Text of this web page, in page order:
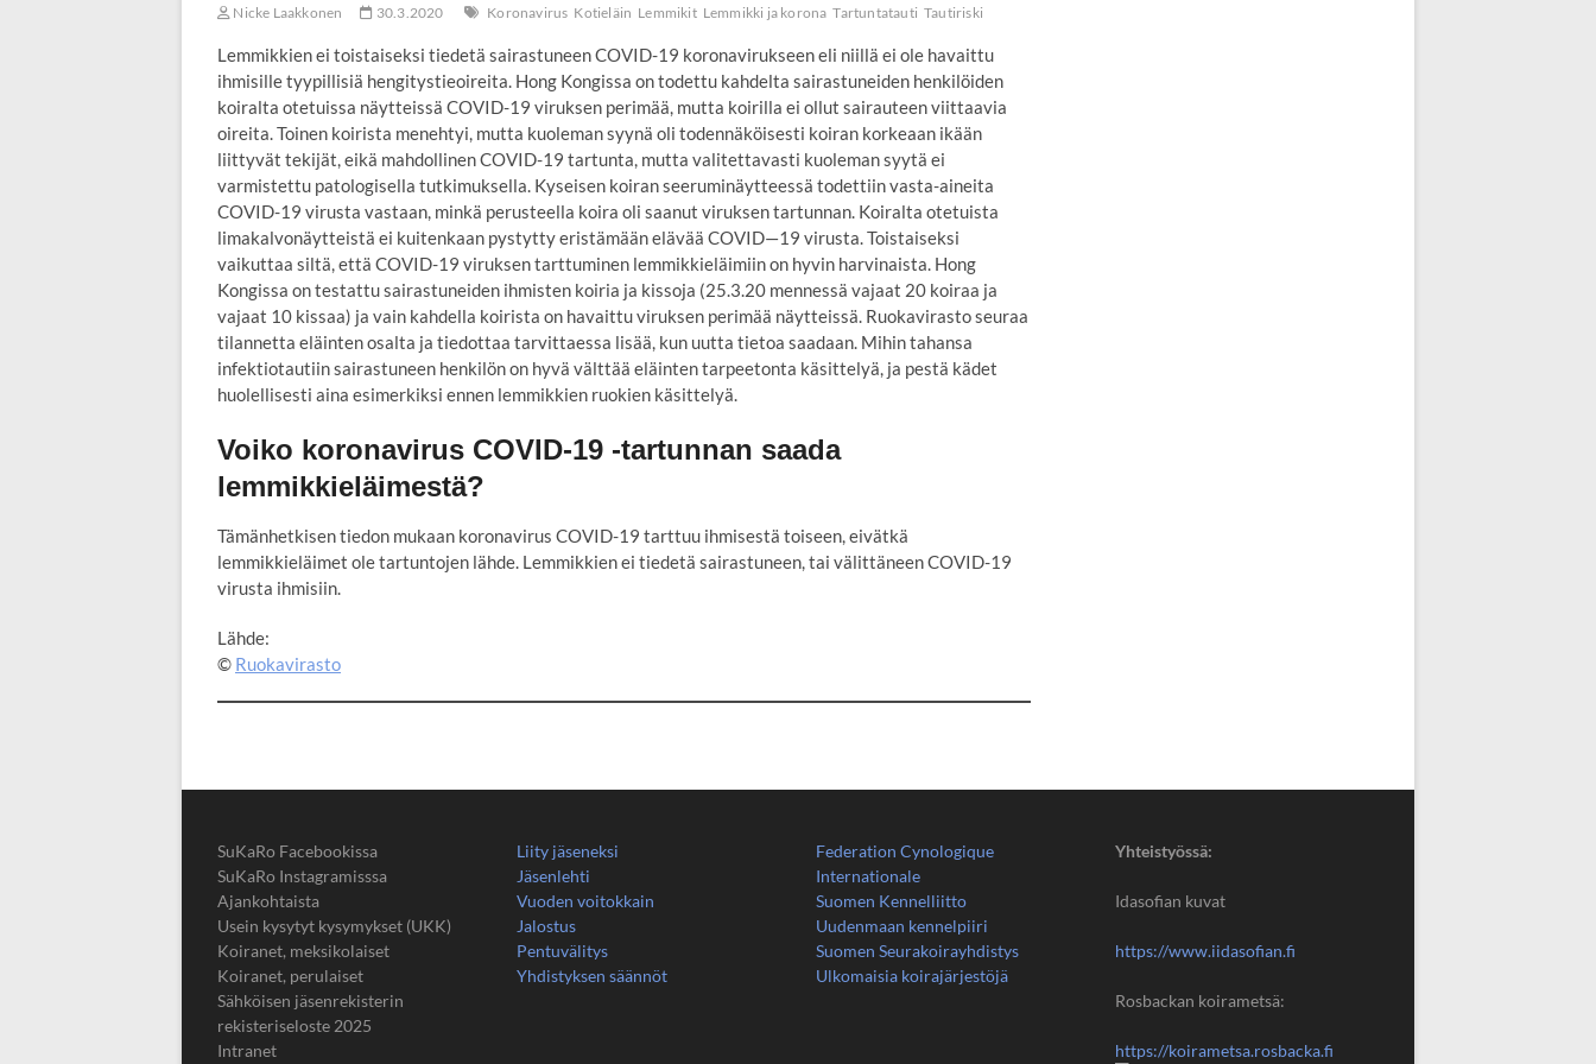
Nicke Laakkonen 30.3.2020 Koronavirus Kotieläin Lemmikit Lemmikki ja korona Tartuntatauti Tautiriski
Lemmikkien ei toistaiseksi tiedetä sairastuneen COVID-19 koronavirukseen eli niillä ei ole havaittu
ihmisille tyypillisiä hengitystieoireita. Hong Kongissa on todettu kahdelta sairastuneiden henkilöiden
koiralta otetuissa näytteissä COVID-19 viruksen perimää, mutta koirilla ei ollut sairauteen viittaavia
oireita. Toinen koirista menehtyi, mutta kuoleman syynä oli todennäköisesti koiran korkeaan ikään
liittyvät tekijät, eikä mahdollinen COVID-19 tartunta, mutta valitettavasti kuoleman syytä ei
varmistettu patologisella tutkimuksella. Kyseisen koiran seeruminäytteessä todettiin vasta-aineita
COVID-19 virusta vastaan, minkä perusteella koira oli saanut viruksen tartunnan. Koiralta otetuista
limakalvonäytteistä ei kuitenkaan pystytty eristämään elävää COVID—19 virusta. Toistaiseksi
vaikuttaa siltä, että COVID-19 viruksen tarttuminen lemmikkieläimiin on hyvin harvinaista. Hong
Kongissa on testattu sairastuneiden ihmisten koiria ja kissoja (25.3.20 mennessä vajaat 20 koiraa ja
vajaat 10 kissaa) ja vain kahdella koirista on havaittu viruksen perimää näytteissä. Ruokavirasto seuraa
tilannetta eläinten osalta ja tiedottaa tarvittaessa lisää, kun uutta tietoa saadaan. Mihin tahansa
infektiotautiin sairastuneen henkilön on hyvä välttää eläinten tarpeetonta käsittelyä, ja pestä kädet
huolellisesti aina esimerkiksi ennen lemmikkien ruokien käsittelyä.
Voiko koronavirus COVID-19 -tartunnan saada
lemmikkieläimestä?
Tämänhetkisen tiedon mukaan koronavirus COVID-19 tarttuu ihmisestä toiseen, eivätkä
lemmikkieläimet ole tartuntojen lähde. Lemmikkien ei tiedetä sairastuneen, tai välittäneen COVID-19
virusta ihmisiin.
Lähde:
© Ruokavirasto
SuKaRo Facebookissa
SuKaRo Instagramisssa
Ajankohtaista
Usein kysytyt kysymykset (UKK)
Koiranet, meksikolaiset
Koiranet, perulaiset
Sähköisen jäsenrekisterin
rekisteriseloste 2025
Intranet
Liity jäseneksi
Jäsenlehti
Vuoden voitokkain
Jalostus
Pentuvälitys
Yhdistyksen säännöt
Federation Cynologique
Internationale
Suomen Kennelliitto
Uudenmaan kennelpiiri
Suomen Seurakoirayhdistys
Ulkomaisia koirajärjestöjä
Yhteistyössä:
Idasofian kuvat
https://www.iidasofian.fi
Rosbackan koirametsä:
https://koirametsa.rosbacka.fi